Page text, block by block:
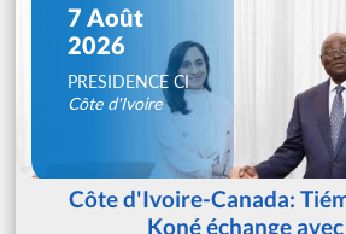
7 Août
2026
PRESIDENCE CI
Côte d'Ivoire
Côte d'Ivoire-Canada:
Koné échange